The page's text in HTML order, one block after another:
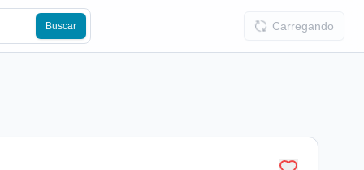
Buscar Carregando